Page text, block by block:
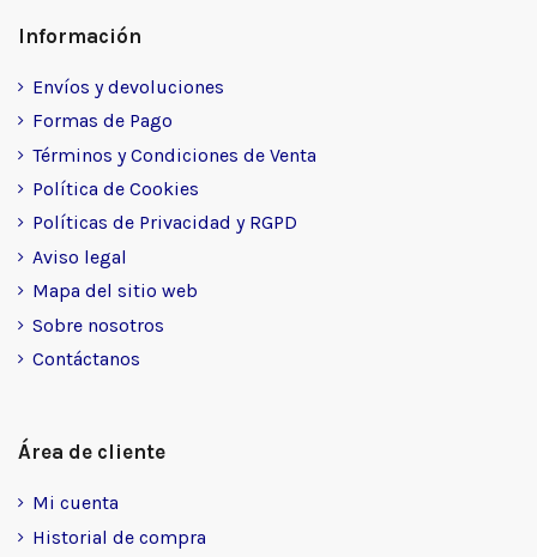
Información
Envíos y devoluciones
Formas de Pago
Términos y Condiciones de Venta
Política de Cookies
Políticas de Privacidad y RGPD
Aviso legal
Mapa del sitio web
Sobre nosotros
Contáctanos
Área de cliente
Mi cuenta
Historial de compra